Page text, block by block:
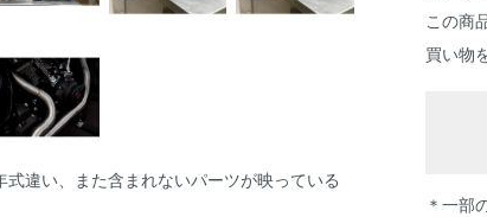
違い、また含まれないパーツが映っている
この商
買い物
＊一部